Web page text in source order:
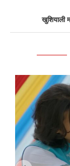
खुशियाली